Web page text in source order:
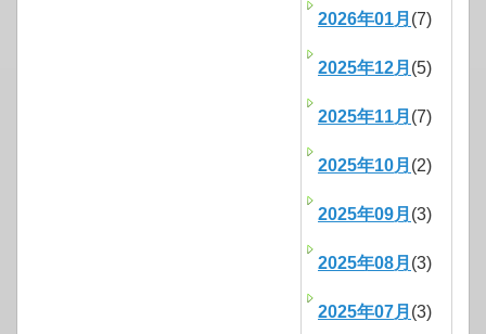
2026年01月 (7)
2025年12月 (5)
2025年11月 (7)
2025年10月 (2)
2025年09月 (3)
2025年08月 (3)
2025年07月 (3)